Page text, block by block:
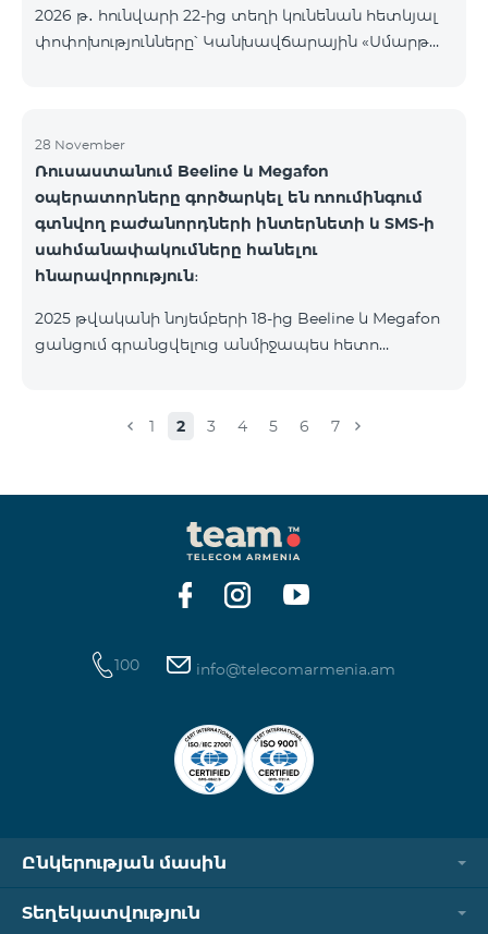
2026 թ․ հունվարի 22-ից տեղի կունենան հետևյալ
փոփոխությունները՝ Կանխավճարային «Սմարթ
սակագնային փաթեթին, որի շրջանակներում
կստանան անսահմանափակ ինտերնետ, 2000
րոպե դեպի ՀՀ բոլոր ցանցեր, ԱՄՆ, Կանադա, ՌԴ
Beeline և Tele2 ցանցեր, 500 SMS, 200 ՄԲ
ռոումինգում, 60 TV ալիք։ «BeFree 5000 unlimit»
սակագնային փաթեթի ամսավճարը կազմում է
սակագնային փաթեթը կդադարի գ
28 November
Ռուսաստանում Beeline և Megafon
օպերատորները գործարկել են ռոումինգում
գտնվող բաժանորդների ինտերնետի և SMS-ի
սահմանափակումները հանելու
հնարավորություն։
2025 թվականի նոյեմբերի 18-ից Beeline և Megafon
ցանցում գրանցվելուց անմիջապես հետո
էջին։ Ստուգումը հաջողությամբ անցնելուց հետո
կերպով։ Խնդրում ենք ուշադրություն դարձնել, որ
Captcha հղումն աշխատում է միայն
համապատասխան օպերատորի բջջային
ցանցին միացված լինելու դեպքում։ Wi-Fi-ը և VPN-
ը պետք է անջատված լինեն, հակառակ դեպքում
1 2 3 4 5 6 7
100 info@telecomarmenia.am
Ընկերության մասին
Տեղեկատվություն